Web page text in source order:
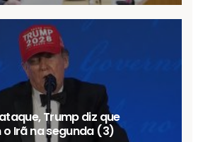
Trump diz que
Irã na segunda (3)